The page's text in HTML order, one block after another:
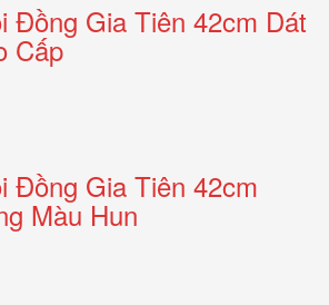
Đồng Gia Tiên 42cm Dát
Cấp
Đồng Gia Tiên 42cm
Màu Hun